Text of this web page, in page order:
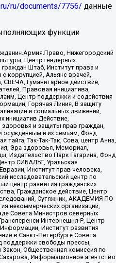
ru/documents/7756/ данные
функции
Нижегородский
Центр гендерных
Штаб, Институт права и
коррупцией, Альянс врачей,
Гуманитарное действие,
Правовая инициатива,
Центр поддержки и содействия
Горячая Линия, В защиту
и социальных движений,
инициатив Действие,
и защиты прав граждан,
и их семьям, Фонд
тайга, Так-Так-Так, Сова, центр Анна,
Эра здоровья, Мемориал,
Издательство Парк Гагарина, Фонд
СИБАЛЬТ, Уральская
Институт прав человека,
исследовательский центр по
центр развития гражданских
Гражданское действие, Центр
Сутяжник, АКАДЕМИЯ ПО
некоммерческих организаций,
Совета Министров северных
Интернешнл-Р, Центр
Институт развития
в Санкт-Петербурге Совета
поддержки свободы прессы,
Общественная комиссия по
Информационное агентство